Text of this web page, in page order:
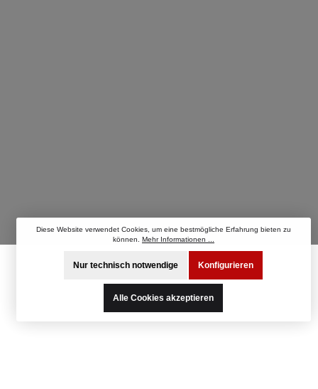
Diese Website verwendet Cookies, um eine bestmögliche Erfahrung bieten zu
können. Mehr Informationen ...
Nur technisch notwendige Konfigurieren
Alle Cookies akzeptieren